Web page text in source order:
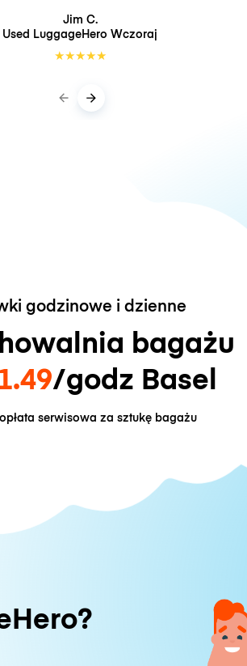
Jim C.
Used LuggageHero Wczoraj
★★★★★
godzinowe i dzienne
bagażu
/godz Basel
opłata serwisowa za sztukę bagażu